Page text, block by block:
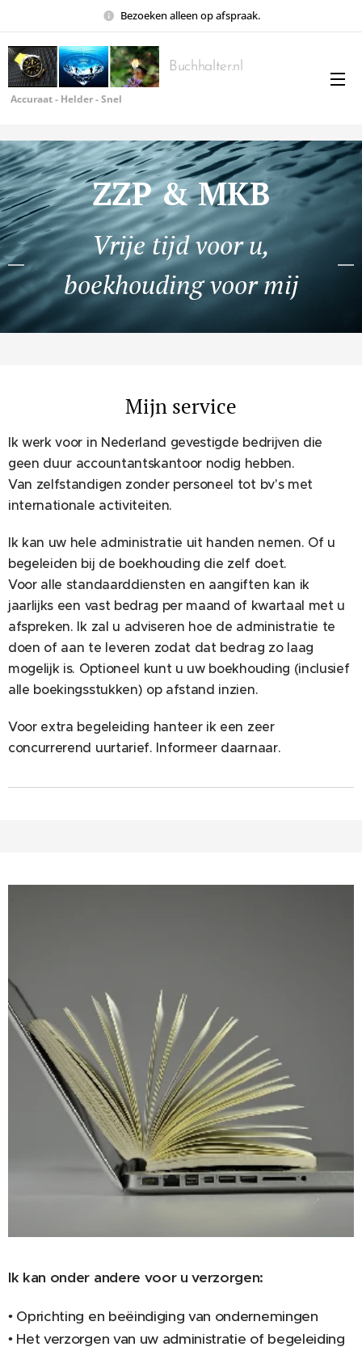
Bezoeken alleen op afspraak.
Buchhalter.nl
Accuraat - Helder - Snel
ZZP & MKB
Vrije tijd voor u,
boekhouding voor mij
Mijn service
Ik werk voor in Nederland gevestigde bedrijven die
geen duur accountantskantoor nodig hebben.
Van zelfstandigen zonder personeel tot bv's met
internationale activiteiten.
Ik kan uw hele administratie uit handen nemen. Of u
begeleiden bij de boekhouding die zelf doet.
Voor alle standaarddiensten en aangiften kan ik
jaarlijks een vast bedrag per maand of kwartaal met u
afspreken. Ik zal u adviseren hoe de administratie te
doen of aan te leveren zodat dat bedrag zo laag
mogelijk is. Optioneel kunt u uw boekhouding (inclusief
alle boekingsstukken) op afstand inzien.
Voor extra begeleiding hanteer ik een zeer
concurrerend uurtarief. Informeer daarnaar.
Ik kan onder andere voor u verzorgen:
• Oprichting en beëindiging van ondernemingen
• Het verzorgen van uw administratie of begeleiding